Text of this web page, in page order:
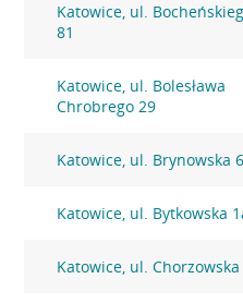
Katowice, ul.
81
Katowice, ul. Bolesława
Chrobrego 29
Katowice, ul. Brynowska 6
Katowice, ul. Bytkowska
Katowice, ul.